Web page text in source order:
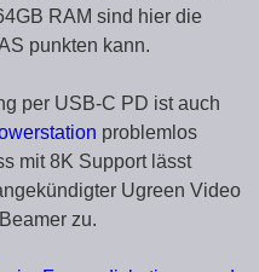
RAM sind hier die
punkten kann.
per USB-C PD ist auch
problemlos
mit 8K Support lässt
Ugreen Video
zu.